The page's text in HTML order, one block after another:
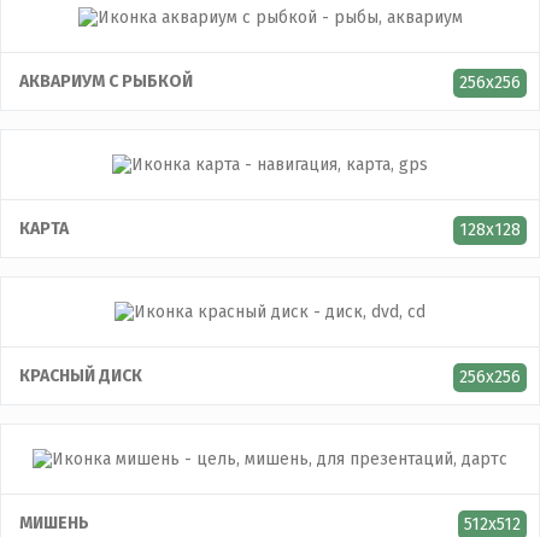
АКВАРИУМ С РЫБКОЙ 256x256
КАРТА 128x128
КРАСНЫЙ ДИСК 256x256
МИШЕНЬ 512x512